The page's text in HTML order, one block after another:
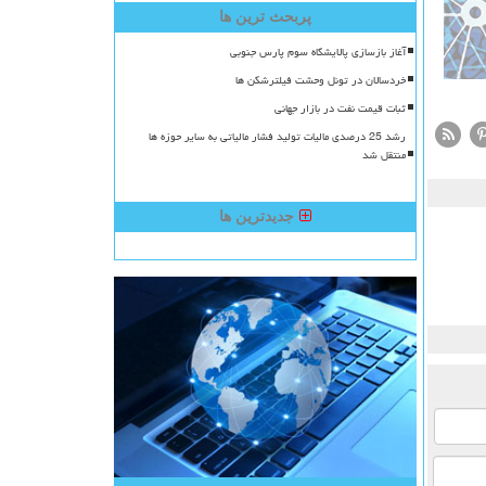
پربحث ترین ها
آغاز بازسازی پالایشگاه سوم پارس جنوبی
خردسالان در تونل وحشت فیلترشکن ها
ثبات قیمت نفت در بازار جهانی
رشد 25 درصدی مالیات تولید فشار مالیاتی به سایر حوزه ها
منتقل شد
جدیدترین ها